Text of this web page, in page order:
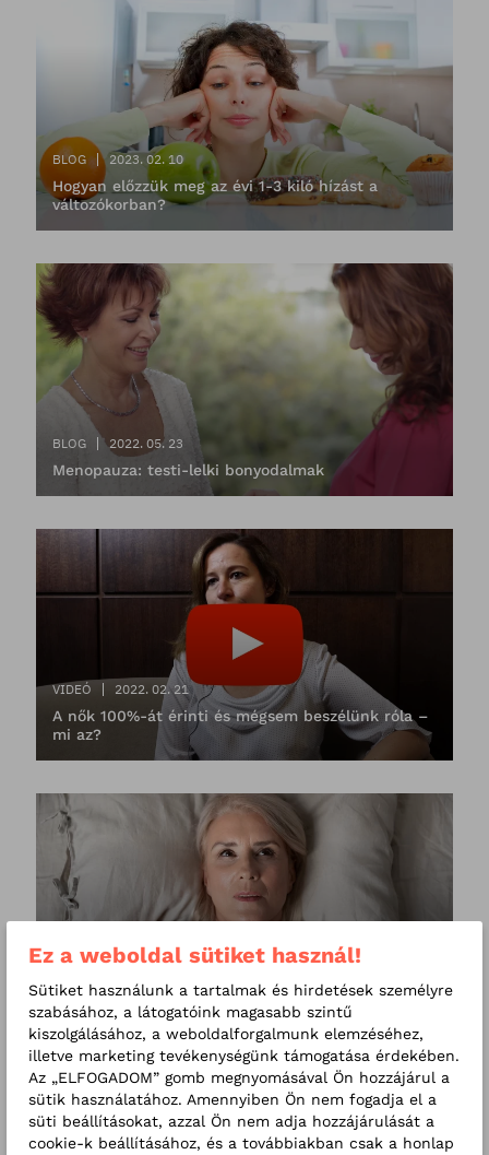
BLOG 2023. 02. 10
Hogyan előzzük meg az évi 1-3 kiló hízást a
változókorban?
BLOG 2022. 05. 23
Menopauza: testi-lelki bonyodalmak
VIDEÓ 2022. 02. 21
A nők 100%-át érinti és mégsem beszélünk róla –
mi az?
BLOG 2021. 12. 10
Menopauza, azaz totális fejre állásunk rövid
története
Címkék
gyermekgyógyászat 57 dietetika 46
belgyógyászat 27 egészség 27 fogászat 25
Ez a weboldal sütiket használ!
Sütiket használunk a tartalmak és hirdetések személyre
szabásához, a látogatóink magasabb szintű
kiszolgálásához, a weboldalforgalmunk elemzéséhez,
illetve marketing tevékenységünk támogatása érdekében.
Az „ELFOGADOM” gomb megnyomásával Ön hozzájárul a
sütik használatához. Amennyiben Ön nem fogadja el a
süti beállításokat, azzal Ön nem adja hozzájárulását a
cookie-k beállításához, és a továbbiakban csak a honlap